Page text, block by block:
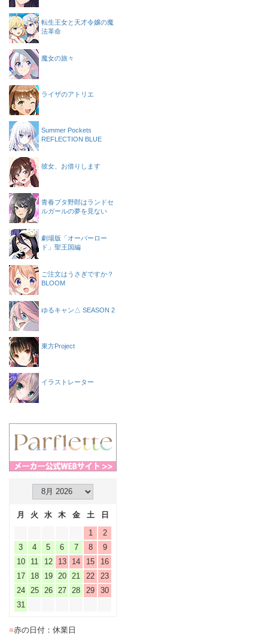
転生王女と天才令嬢の魔
法革命
魔女の旅々
ライザのアトリエ
Summer Pockets
REFLECTION BLUE
彼女、お借りします
青春ブタ野郎はランドセ
ルガールの夢を見ない
劇場版「オーバーロー
ド」聖王国編
ご注文はうさぎですか？
BLOOM
ゆるキャン△ SEASON 2
東方Project
イラストレーター
月 火 水 木 金 土
日
1
2
3
4 5 6 7 8
9
10
11 12 13 14 15
16
17
18 19 20 21 22
23
24
25 26 27 28 29
30
31
■赤の日付：休業日